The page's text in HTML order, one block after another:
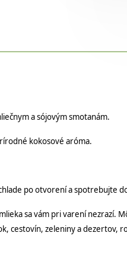
a sójovým smotanám.
kokosové aróma.
po otvorení a spotrebujte
sa vám pri varení nezrazí.
cestovín, zeleniny a dezertov,